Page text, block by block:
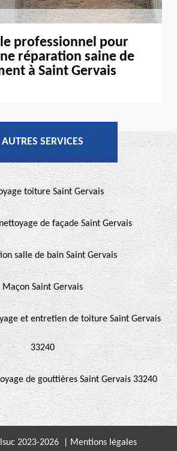
professionnel pour
réparation saine de
à Saint Gervais
AUTRES SERVICES
toiture Saint Gervais
de façade Saint Gervais
salle de bain Saint Gervais
Maçon Saint Gervais
et entretien de toiture Saint Gervais
33240
de gouttières Saint Gervais 33240
2023-2026 | Mentions légales